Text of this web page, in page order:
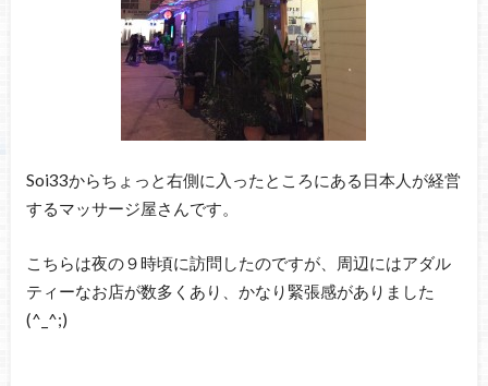
Soi33からちょっと右側に入ったところにある日本人が経営
するマッサージ屋さんです。
こちらは夜の９時頃に訪問したのですが、周辺にはアダル
ティーなお店が数多くあり、かなり緊張感がありました
(^_^;)